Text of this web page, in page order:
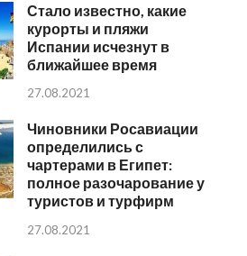
Стало известно, какие
курорты и пляжи
Испании исчезнут в
ближайшее время
27.08.2021
Чиновники Росавиации
определились с
чартерами в Египет:
полное разочарование у
туристов и турфирм
27.08.2021